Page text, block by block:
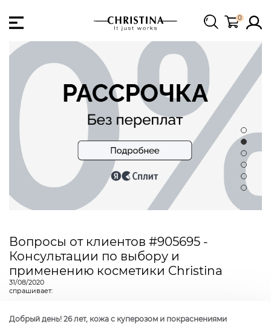
0
Вопросы от клиентов #905695 -
Консультации по выбору и
применению косметики Christina
31/08/2020
спрашивает:
Добрый день! 26 лет, кожа с куперозом и покраснениями